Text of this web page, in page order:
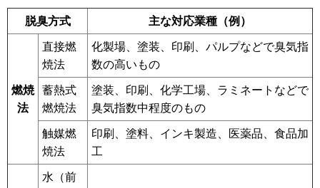
脱臭方式 主な対応業種（例）
燃焼
法
直接燃
焼法
化製場、塗装、印刷、パルプなどで臭気指
数の高いもの
蓄熱式
燃焼法
塗装、印刷、化学工場、ラミネートなどで
臭気指数中程度のもの
触媒燃
焼法
印刷、塗料、インキ製造、医薬品、食品加
工
水（前